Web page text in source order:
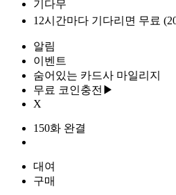
기다무
12시간마다 기다리면 무료
알림
이벤트
숨어있는 카드사 마일리지
무료 코인충전▶
X
150화 완결
대여
구매